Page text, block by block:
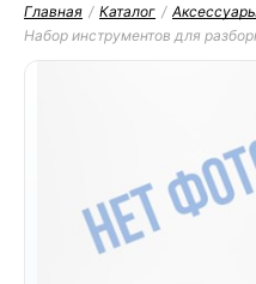
Главная / Каталог /
Набор инструментов для